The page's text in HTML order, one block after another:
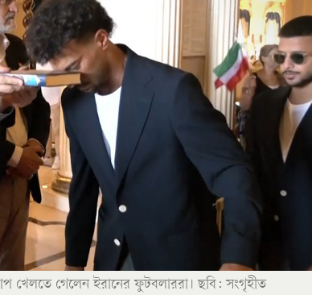
খেলতে গেলেন ইরানের ফুটবলাররা। ছবি: সংগৃহীত